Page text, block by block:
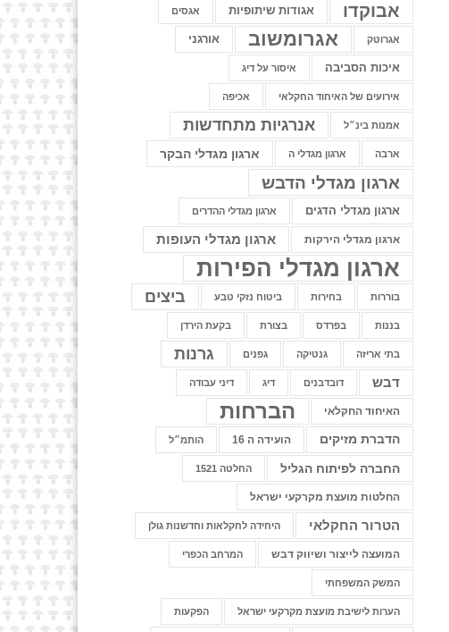
אבוקדו אגודות שיתופיות אגסים
אגרוטק אגרומשוב אורגני
איכות הסביבה איסור על דיג
אירועים של האיחוד החקלאי אכיפה
אמנות בינ״ל אנרגיות מתחדשות
ארבה ארגון מגדלי ה ארגון מגדלי הבקר
ארגון מגדלי הדבש
ארגון מגדלי הדגים ארגון מגדלי ההדרים
ארגון מגדלי הירקות ארגון מגדלי העופות
ארגון מגדלי הפירות
בוררות בחירות ביטוח נזקי טבע ביצים
בננות בפרדס בצורת בקעת הירדן
בתי אריזה גנטיקה גפנים גרנות
דבש דובדבנים דיג דיני עבודה
האיחוד החקלאי הברחות
הדברת מזיקים הועידה ה 16 הותמ״ל
החברה לפיתוח הגליל החלטה 1521
החלטות מועצת מקרקעי ישראל
הטרור החקלאי היחידה לחקלאות וחדשנות גולן
המועצה לייצור ושיווק דבש המרחב הכפרי
המשק המשפחתי
הערות לישיבת מועצת מקרקעי ישראל הפקעות